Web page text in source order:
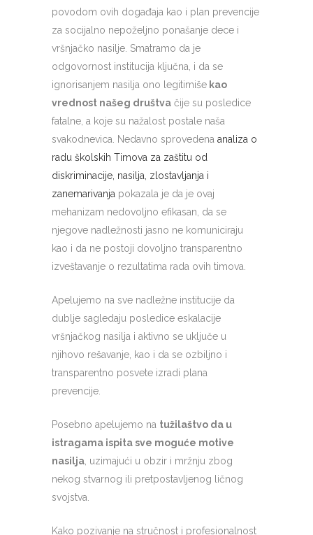
povodom ovih događaja kao i plan prevencije
za socijalno nepoželjno ponašanje dece i
vršnjačko nasilje. Smatramo da je
odgovornost institucija ključna, i da se
ignorisanjem nasilja ono legitimiše kao
vrednost našeg društva čije su posledice
fatalne, a koje su nažalost postale naša
svakodnevica. Nedavno sprovedena analiza o
radu školskih Timova za zaštitu od
diskriminacije, nasilja, zlostavljanja i
zanemarivanja pokazala je da je ovaj
mehanizam nedovoljno efikasan, da se
njegove nadležnosti jasno ne komuniciraju
kao i da ne postoji dovoljno transparentno
izveštavanje o rezultatima rada ovih timova.
Apelujemo na sve nadležne institucije da
dublje sagledaju posledice eskalacije
vršnjačkog nasilja i aktivno se uključe u
njihovo rešavanje, kao i da se ozbiljno i
transparentno posvete izradi plana
prevencije.
Posebno apelujemo na tužilaštvo da u
istragama ispita sve moguće motive
nasilja , uzimajući u obzir i mržnju zbog
nekog stvarnog ili pretpostavljenog ličnog
svojstva.
Kako pozivanje na stručnost i profesionalnost